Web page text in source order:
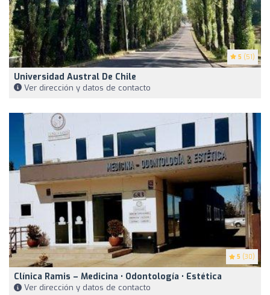
5 (51)
Universidad Austral De Chile
Ver dirección y datos de contacto
5 (30)
Clínica Ramis – Medicina • Odontología • Estética
Ver dirección y datos de contacto